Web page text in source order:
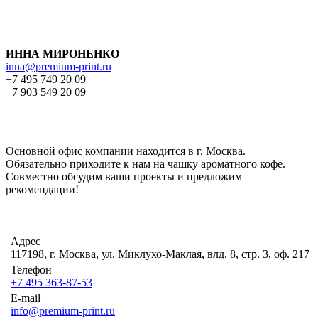
ИННА МИРОНЕНКО
inna@premium-print.ru
+7 495 749 20 09
+7 903 549 20 09
Основной офис компании находится в г. Москва.
Обязательно приходите к нам на чашку ароматного кофе.
Совместно обсудим ваши проекты и предложим
рекомендации!
Адрес
117198, г. Москва, ул. Миклухо-Маклая, влд. 8, стр. 3, оф. 217
Телефон
+7 495 363-87-53
E-mail
info@premium-print.ru